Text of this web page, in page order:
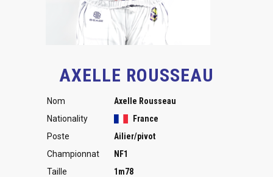
AXELLE ROUSSEAU
Nom
Axelle Rousseau
Nationality
France
Poste
Ailier/pivot
Championnat
NF1
Taille
1m78